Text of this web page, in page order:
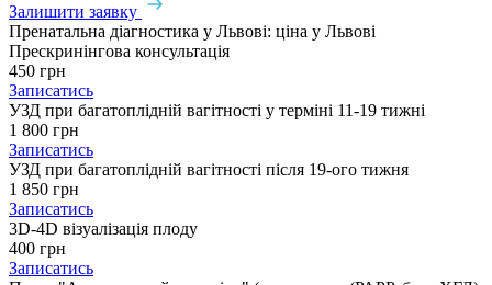
Залишити заявку
Пренатальна діагностика у Львові: ціна у Львові
Прескринінгова консультація
450 грн
Записатись
УЗД при багатоплідній вагітності у терміні 11-19 тижні
1 800 грн
Записатись
УЗД при багатоплідній вагітності після 19-ого тижня
1 850 грн
Записатись
3D-4D візуалізація плоду
400 грн
Записатись